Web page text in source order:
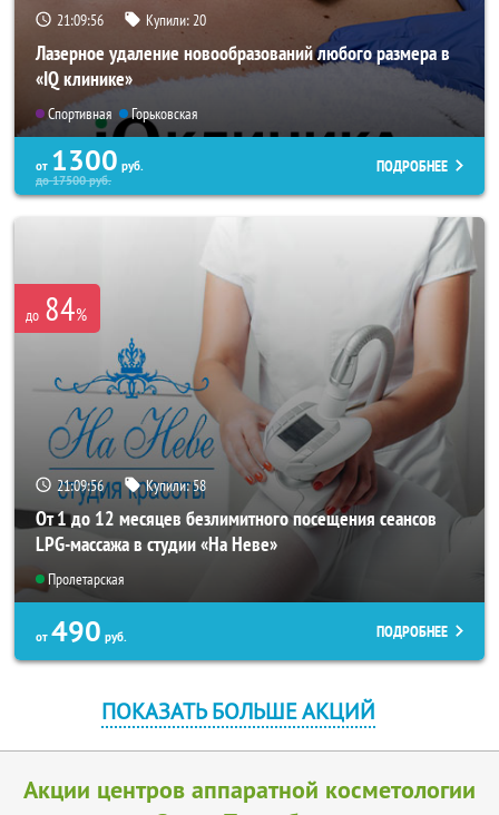
21:09:55 Купили: 20
Лазерное удаление новообразований любого размера в
«IQ клинике»
Спортивная Горьковская
от 1300 руб.
до17500руб.
ПОДРОБНЕЕ
до 84%
21:09:55 Купили:58
От 1 до 12 месяцев безлимитного посещения сеансов
LPG-массажа в студии «На Неве»
Пролетарская
от 490 руб. ПОДРОБНЕЕ
ПОКАЗАТЬ БОЛЬШЕ АКЦИЙ
Акции центров аппаратной косметологии